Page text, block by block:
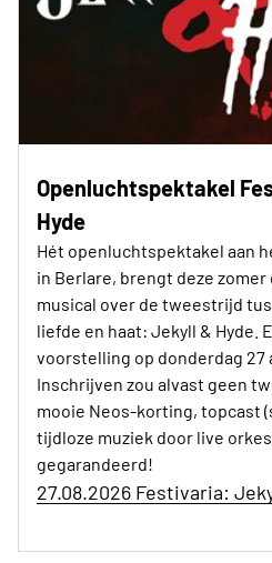
Openluchtspektakel
Hyde
Hét openluchtspektakel aan
in Berlare, brengt deze
musical over de tweestrijd
liefde en haat: Jekyll & Hyde.
voorstelling op donderdag 27
Inschrijven zou alvast geen
mooie Neos-korting, topcast
tijdloze muziek door live
gegarandeerd!
27.08.2026 Festivaria: